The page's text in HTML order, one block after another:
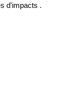
d'impacts .